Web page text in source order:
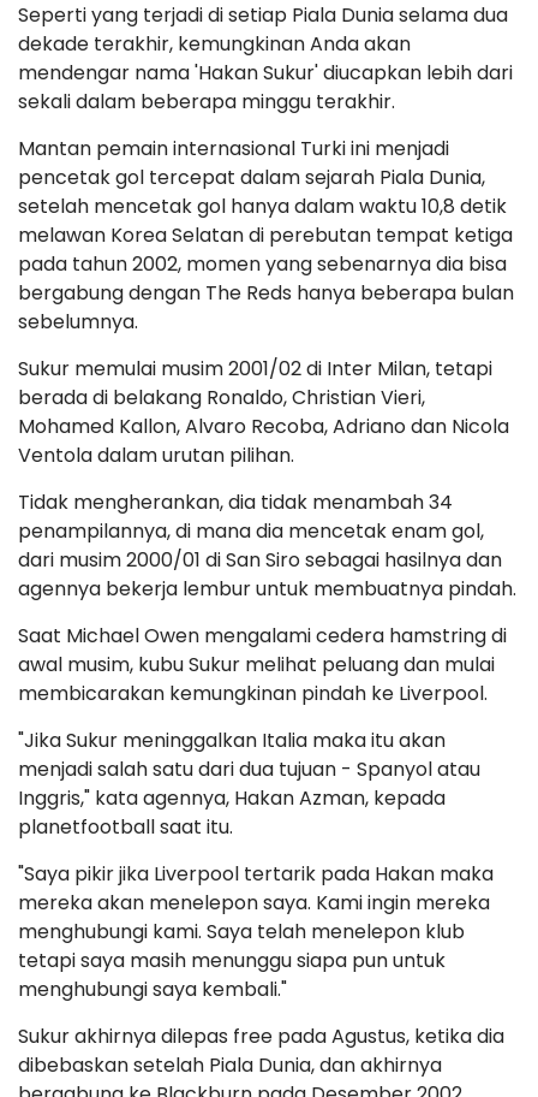
Seperti yang terjadi di setiap Piala Dunia selama dua
dekade terakhir, kemungkinan Anda akan
mendengar nama 'Hakan Sukur' diucapkan lebih dari
sekali dalam beberapa minggu terakhir.
Mantan pemain internasional Turki ini menjadi
pencetak gol tercepat dalam sejarah Piala Dunia,
setelah mencetak gol hanya dalam waktu 10,8 detik
melawan Korea Selatan di perebutan tempat ketiga
pada tahun 2002, momen yang sebenarnya dia bisa
bergabung dengan The Reds hanya beberapa bulan
sebelumnya.
Sukur memulai musim 2001/02 di Inter Milan, tetapi
berada di belakang Ronaldo, Christian Vieri,
Mohamed Kallon, Alvaro Recoba, Adriano dan Nicola
Ventola dalam urutan pilihan.
Tidak mengherankan, dia tidak menambah 34
penampilannya, di mana dia mencetak enam gol,
dari musim 2000/01 di San Siro sebagai hasilnya dan
agennya bekerja lembur untuk membuatnya pindah.
Saat Michael Owen mengalami cedera hamstring di
awal musim, kubu Sukur melihat peluang dan mulai
membicarakan kemungkinan pindah ke Liverpool.
"Jika Sukur meninggalkan Italia maka itu akan
menjadi salah satu dari dua tujuan - Spanyol atau
Inggris," kata agennya, Hakan Azman, kepada
planetfootball saat itu.
"Saya pikir jika Liverpool tertarik pada Hakan maka
mereka akan menelepon saya. Kami ingin mereka
menghubungi kami. Saya telah menelepon klub
tetapi saya masih menunggu siapa pun untuk
menghubungi saya kembali."
Sukur akhirnya dilepas free pada Agustus, ketika dia
dibebaskan setelah Piala Dunia, dan akhirnya